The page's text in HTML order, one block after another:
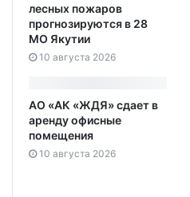
лесных пожаров
прогнозируются в 28
МО Якутии
10 августа 2026
АО «АК «ЖДЯ» сдает в
аренду офисные
помещения
10 августа 2026